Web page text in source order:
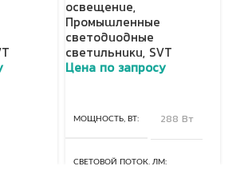
освещение,
Промышленные
светодиодные
светильники, SVT
Цена по запросу
МОЩНОСТЬ, ВТ 288 Вт
СВЕТОВОЙ ПОТОК, ЛМ